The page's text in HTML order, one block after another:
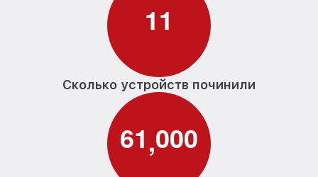
11
Сколько устройств починили
61,000